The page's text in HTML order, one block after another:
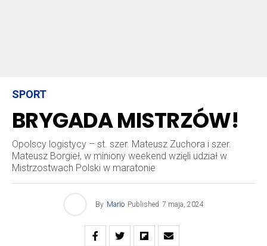
SPORT
BRYGADA MISTRZÓW!
Opolscy logistycy – st. szer. Mateusz Zuchora i szer.
Mateusz Borgieł, w miniony weekend wzięli udział w
Mistrzostwach Polski w maratonie
By Mario Published 7 maja, 2024